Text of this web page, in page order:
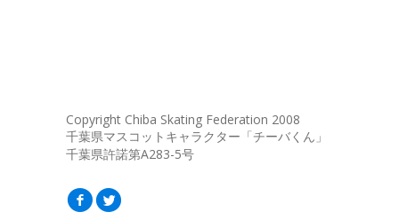
Copyright Chiba Skating Federation 2008
千葉県マスコットキャラクター「チーバくん」
千葉県許諾第A283-5号
fl